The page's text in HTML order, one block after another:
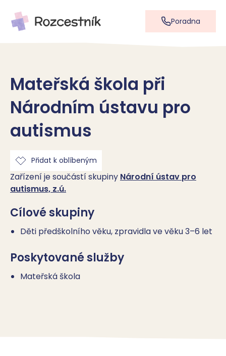
Poradna
Mateřská škola při
Národním ústavu pro
autismus
Přidat k oblíbeným
Zařízení je součástí skupiny Národní ústav pro
autismus, z.ú.
Cílové skupiny
Děti předškolního věku, zpravidla ve věku 3–6 let
Poskytované služby
Mateřská škola